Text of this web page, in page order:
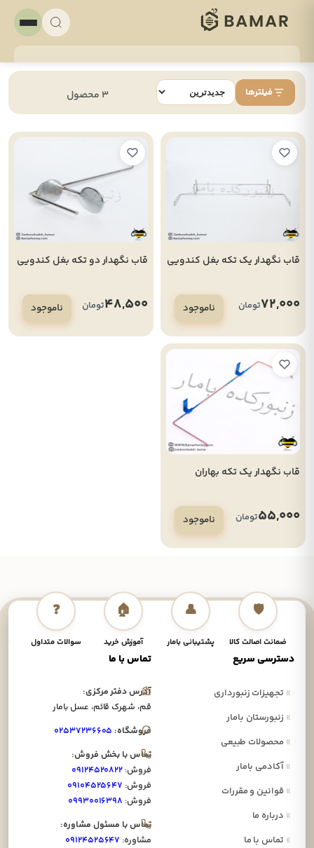
فیلترها 3 محصول
قاب نگهدار یک تکه بغل کندویی
72,000تومان ناموجود
قاب نگهدار دو تکه بغل کندویی
48,500تومان ناموجود
قاب نگهدار یک تکه بهاران
55,000تومان ناموجود
🛡️
ضمانت اصالت کالا
👤
پشتیبانی بامار
🏠
آموزش خرید
❓
سوالات متداول
دسترسی سریع
»تجهیزات زنبورداری
»زنبورستان بامار
»محصولات طبیعی
»آکادمی بامار
»قوانین و مقررات
»درباره ما
»تماس با ما
تماس با ما
آدرس دفتر مرکزی:
قم، شهرک قائم، عسل بامار
فروشگاه: ۰۲۵۳۷۲۳۶۶۰۵
تماس با بخش فروش:
فروش: ۰۹۱۲۴۵۲۰۸۲۲
فروش: ۰۹۱۰۴۵۲۵۶۴۷
فروش: ۰۹۹۳۰۰۱۶۳۹۸
تماس با مسئول مشاوره:
مشاوره: ۰۹۱۲۴۵۲۵۶۴۷